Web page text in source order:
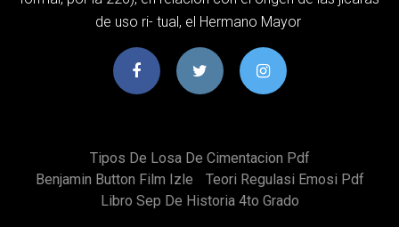
de uso ri- tual, el Hermano Mayor
Tipos De Losa De Cimentacion Pdf
Benjamin Button Film Izle
Teori Regulasi Emosi Pdf
Libro Sep De Historia 4to Grado